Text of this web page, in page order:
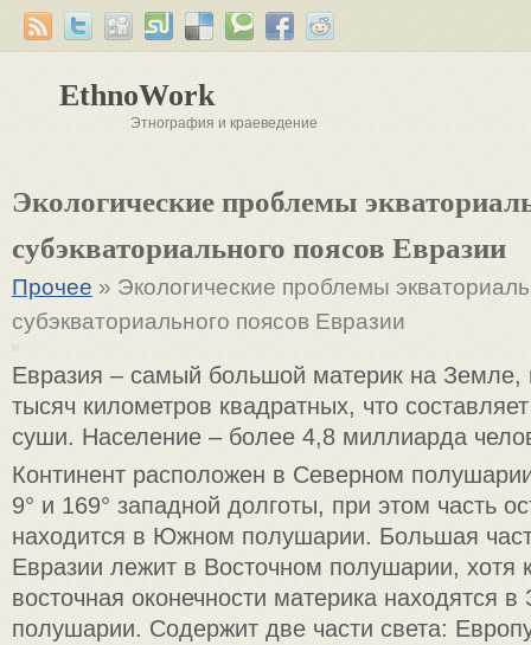
EthnoWork
Этнография и краеведение
Экологические проблемы
субэкваториального поясов Евразии
Прочее » Экологические проблемы
субэкваториального поясов Евразии
Евразия – самый большой материк на
тысяч километров квадратных, что
суши. Население – более 4,8 миллиарда
Континент расположен в Северном
9° и 169° западной долготы, при этом часть
находится в Южном полушарии. Большая
Евразии лежит в Восточном полушарии, хотя
восточная оконечности материка находятся
полушарии. Содержит две части света: